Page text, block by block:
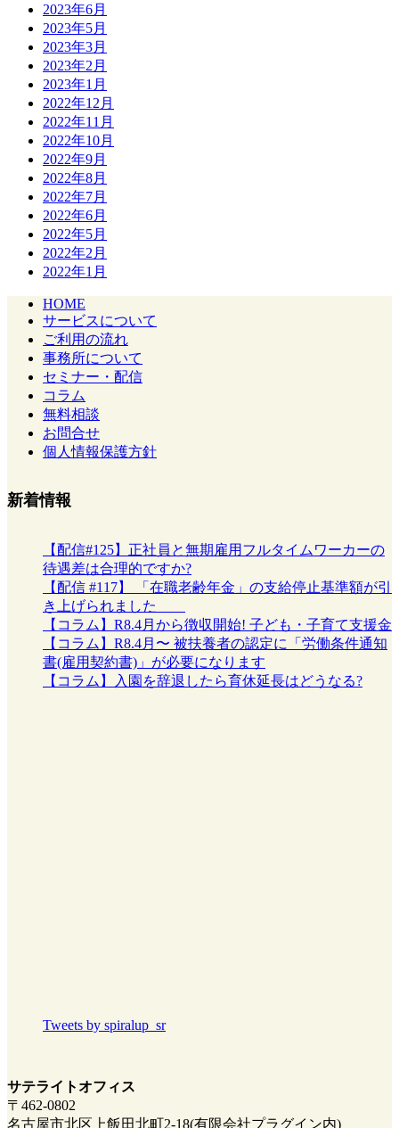
2023年6月
2023年5月
2023年3月
2023年2月
2023年1月
2022年12月
2022年11月
2022年10月
2022年9月
2022年8月
2022年7月
2022年6月
2022年5月
2022年2月
2022年1月
HOME
サービスについて
ご利用の流れ
事務所について
セミナー・配信
コラム
無料相談
お問合せ
個人情報保護方針
新着情報
【配信#125】正社員と無期雇用フルタイムワーカーの
待遇差は合理的ですか?
【配信 #117】 「在職老齢年金」の支給停止基準額が引
き上げられました
【コラム】R8.4月から徴収開始! 子ども・子育て支援金
【コラム】R8.4月〜 被扶養者の認定に「労働条件通知
書(雇用契約書)」が必要になります
【コラム】入園を辞退したら育休延長はどうなる?
Tweets by spiralup_sr
サテライトオフィス
〒462-0802
名古屋市北区上飯田北町2-18(有限会社プラグイン内)